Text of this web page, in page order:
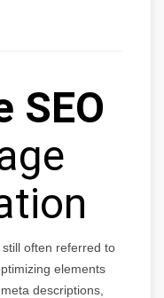
SEO
often referred to
elements
descriptions,